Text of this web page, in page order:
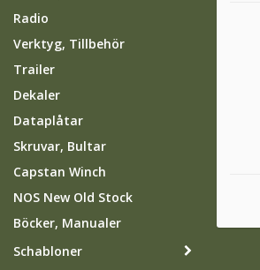
Radio
Verktyg, Tillbehör
Trailer
Dekaler
Dataplåtar
Skruvar, Bultar
Capstan Winch
NOS New Old Stock
Böcker, Manualer
Schabloner